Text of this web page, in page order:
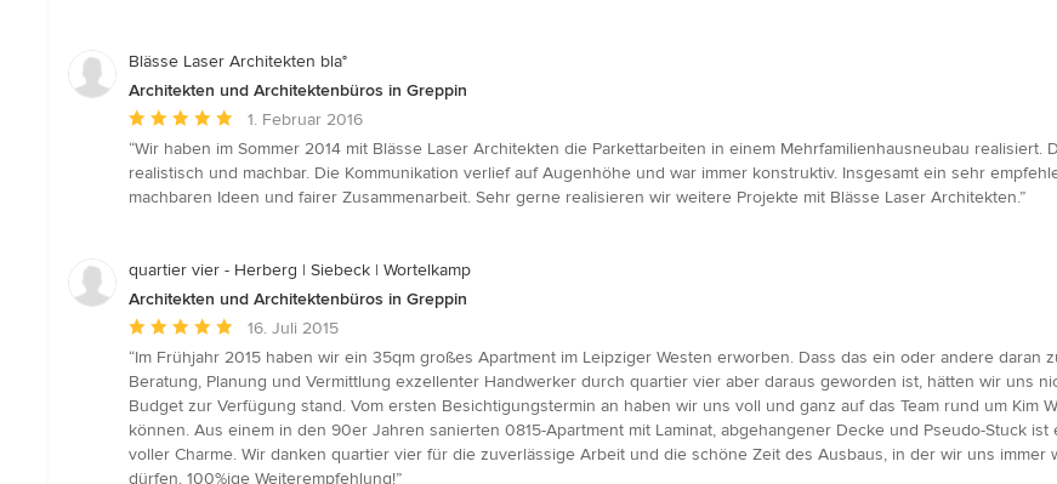
Blässe Laser Architekten bla°
Architekten und Architektenbüros in Greppin
Durchschnittliche
Bewertung:
5
von
1. Februar 2016
“Wir haben im Sommer 2014 mit Blässe Laser Architekten die Parkettarbeiten in einem Mehrfamilienhausneubau
realistisch und machbar. Die Kommunikation verlief auf Augenhöhe und war immer konstruktiv. Insgesamt ein sehr
machbaren Ideen und fairer Zusammenarbeit. Sehr gerne realisieren wir weitere Projekte mit Blässe Laser Architekten.”
quartier vier - Herberg | Siebeck | Wortelkamp
Architekten und Architektenbüros in Greppin
Durchschnittliche
Bewertung:
5
von
5
Sternen
16. Juli 2015
“Im Frühjahr 2015 haben wir ein 35qm großes Apartment im Leipziger Westen erworben. Dass das ein oder andere daran
Beratung, Planung und Vermittlung exzellenter Handwerker durch quartier vier aber daraus geworden ist, hätten wir uns
Budget zur Verfügung stand. Vom ersten Besichtigungstermin an haben wir uns voll und ganz auf das Team rund um Kim
können. Aus einem in den 90er Jahren sanierten 0815-Apartment mit Laminat, abgehangener Decke und Pseudo-Stuck
voller Charme. Wir danken quartier vier für die zuverlässige Arbeit und die schöne Zeit des Ausbaus, in der wir uns immer
dürfen. 100%ige Weiterempfehlung!”